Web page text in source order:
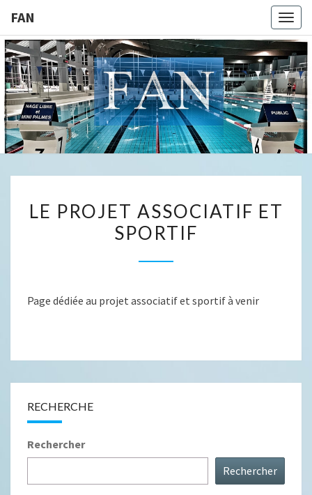
FAN
FAN
PROJET
ASSOCIATIF
LE PROJET ASSOCIATIF ET
SPORTIF
Page dédiée au projet associatif et sportif à venir
RECHERCHE
Rechercher
Rechercher